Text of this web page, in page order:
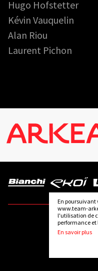
En poursuivant
www.team-
l'utilisation de
performance et
En savoir plus
Hugo Hofstetter
Kévin Vauquelin
Alan Riou
Laurent Pichon